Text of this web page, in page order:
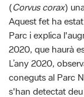
(Corvus corax)
Aquest fet ha
Parc i explica
2020, que haurà
L’any 2020,
coneguts al Parc
s'han detectat